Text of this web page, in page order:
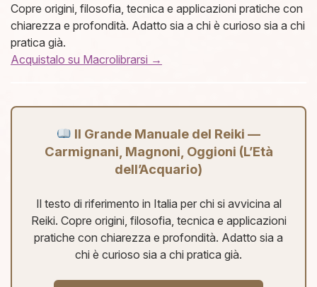
Copre origini, filosofia, tecnica e applicazioni pratiche con
chiarezza e profondità. Adatto sia a chi è curioso sia a chi
pratica già.
Acquistalo su Macrolibrarsi →
Il Grande Manuale del Reiki —
Carmignani, Magnoni, Oggioni (L’Età
dell’Acquario)
Il testo di riferimento in Italia per chi si avvicina al
Reiki. Copre origini, filosofia, tecnica e applicazioni
pratiche con chiarezza e profondità. Adatto sia a
chi è curioso sia a chi pratica già.